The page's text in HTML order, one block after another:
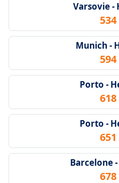
Varsovie -
534
Munich -
594
Porto -
618
Porto -
651
Barcelone
678